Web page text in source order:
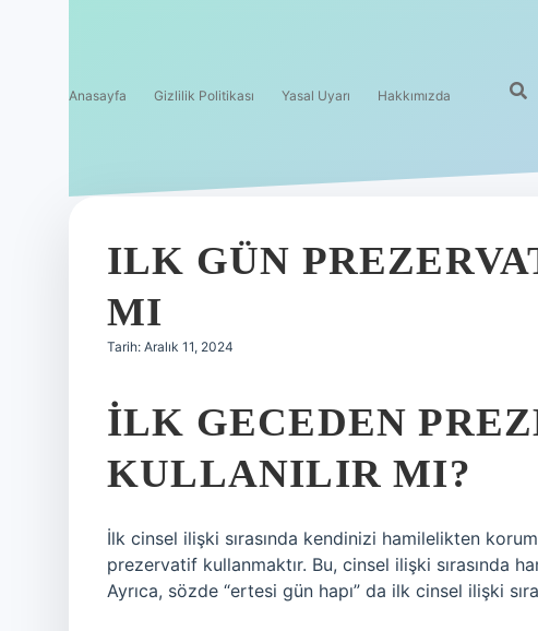
Anasayfa Gizlilik Politikası Yasal Uyarı Hakkımızda
ILK GÜN
MI
Tarih: Aralık 11, 2024
İLK GECEDEN
KULLANILIR MI?
İlk cinsel ilişki sırasında kendinizi hamilelikten
prezervatif kullanmaktır. Bu, cinsel ilişki sırasında
Ayrıca, sözde “ertesi gün hapı” da ilk cinsel ilişki